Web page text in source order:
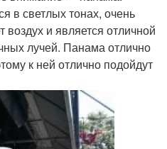
в светлых тонах, очень
воздух и является отличной
лучей. Панама отлично
к ней отлично подойдут